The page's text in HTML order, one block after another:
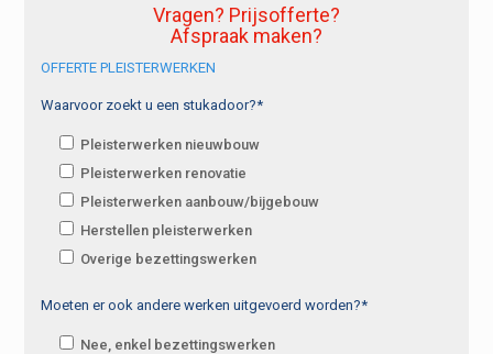
Vragen? Prijsofferte?
Afspraak maken?
OFFERTE PLEISTERWERKEN
Waarvoor zoekt u een stukadoor?*
Pleisterwerken nieuwbouw
Pleisterwerken renovatie
Pleisterwerken aanbouw/bijgebouw
Herstellen pleisterwerken
Overige bezettingswerken
Moeten er ook andere werken uitgevoerd worden?*
Nee, enkel bezettingswerken